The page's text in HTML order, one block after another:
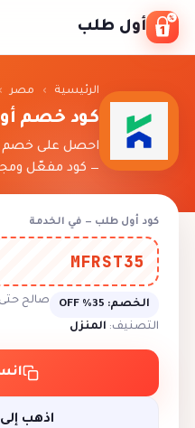
Skip to content
أول طلب
الرئيسية › مصر ›
كود خصم
احصل على خصم
— كود مفعّل
كود أول طلب — في الخدمة
MFRST35
الخصم: 35% OFF صالح
التصنيف: المنزل
اذهب